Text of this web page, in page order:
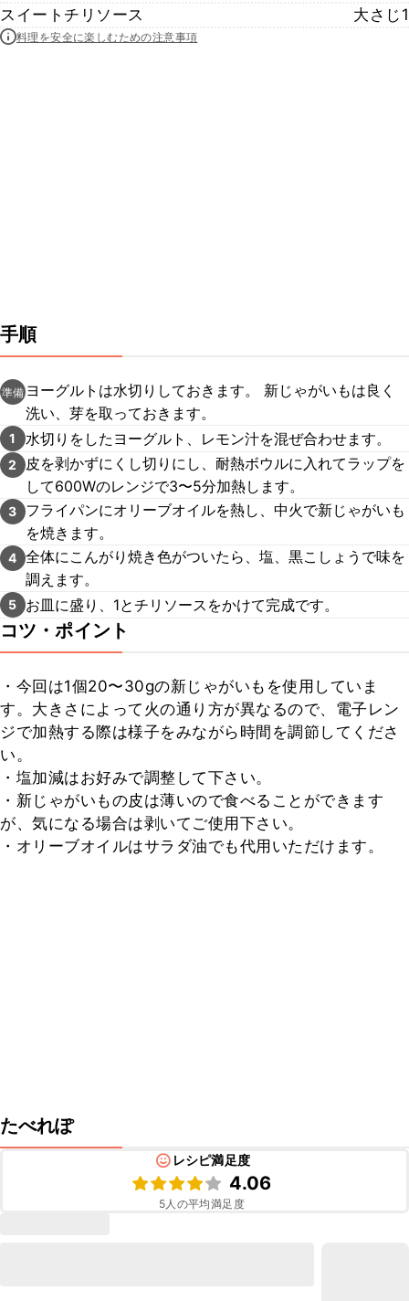
スイートチリソース
大さじ1
料理を安全に楽しむための注意事項
手順
準備 ヨーグルトは水切りしておきます。 新じゃがいもは良く
洗い、芽を取っておきます。
1 水切りをしたヨーグルト、レモン汁を混ぜ合わせます。
2
皮を剥かずにくし切りにし、耐熱ボウルに入れてラップを
して600Wのレンジで3〜5分加熱します。
3
フライパンにオリーブオイルを熱し、中火で新じゃがいも
を焼きます。
4 全体にこんがり焼き色がついたら、塩、黒こしょうで味を
調えます。
5 お皿に盛り、1とチリソースをかけて完成です。
コツ・ポイント
・今回は1個20〜30gの新じゃがいもを使用していま
す。大きさによって火の通り方が異なるので、電子レン
ジで加熱する際は様子をみながら時間を調節してくださ
い。
・塩加減はお好みで調整して下さい。
・新じゃがいもの皮は薄いので食べることができます
が、気になる場合は剥いてご使用下さい。
・オリーブオイルはサラダ油でも代用いただけます。
たべれぽ
レシピ満足度
4.06
5人の平均満足度